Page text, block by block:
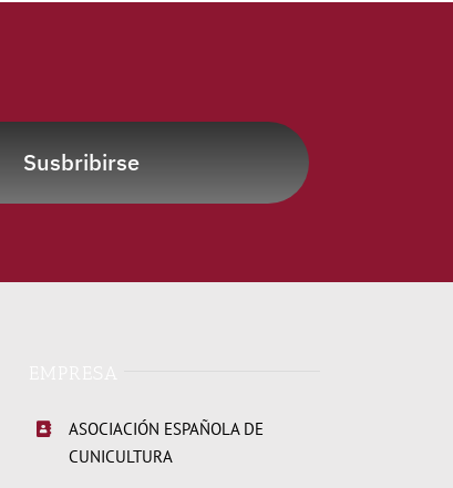
Susbribirse
ASOCIACIÓN ESPAÑOLA DE
CUNICULTURA